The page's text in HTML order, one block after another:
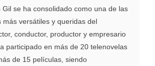
Gil se ha consolidado como una de las
más versátiles y queridas del
conductor, productor y empresario
participado en más de 20 telenovelas
de 15 películas, siendo